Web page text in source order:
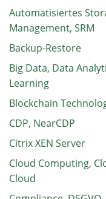
Automatisiertes
Management, SRM
Backup-Restore
Big Data, Data
Learning
Blockchain
CDP, NearCDP
Citrix XEN Server
Cloud Computing,
Cloud